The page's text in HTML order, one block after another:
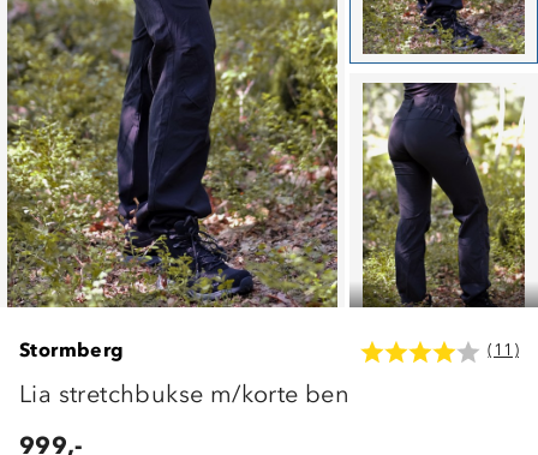
Stormberg (11)
Lia stretchbukse m/korte ben
999,-